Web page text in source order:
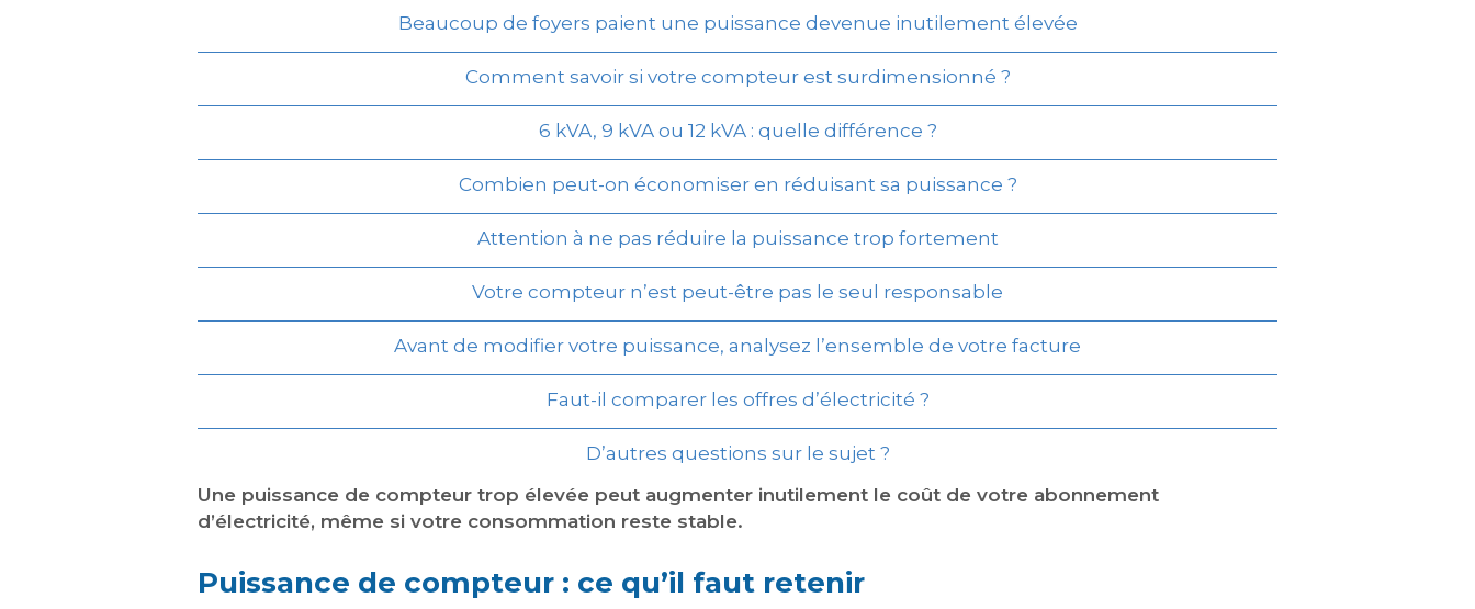
Beaucoup de foyers paient une puissance devenue inutilement élevée
Comment savoir si votre compteur est surdimensionné ?
6 kVA, 9 kVA ou 12 kVA : quelle différence ?
Combien peut-on économiser en réduisant sa puissance ?
Attention à ne pas réduire la puissance trop fortement
Votre compteur n’est peut-être pas le seul responsable
Avant de modifier votre puissance, analysez l’ensemble de votre facture
Faut-il comparer les offres d’électricité ?
D’autres questions sur le sujet ?
Une puissance de compteur trop élevée peut augmenter inutilement le coût de votre abonnement
d’électricité, même si votre consommation reste stable.
Puissance de compteur : ce qu’il faut retenir